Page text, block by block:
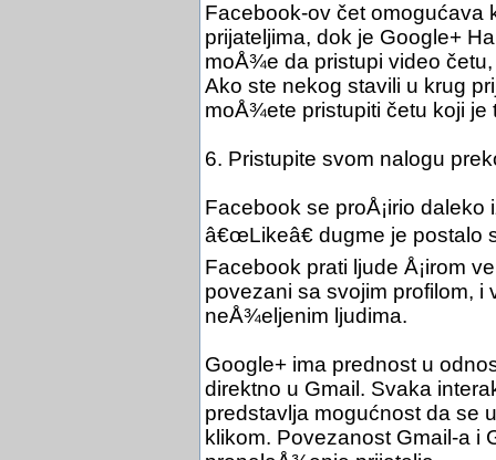
Facebook-ov čet omogućava
prijateljima, dok je Google+
moÅ¾e da pristupi video
Ako ste nekog stavili u krug
moÅ¾ete pristupiti četu koji je
6. Pristupite svom nalogu
Facebook se proÅ¡irio
â€œLikeâ€ dugme je postalo
Facebook prati ljude Å¡irom
povezani sa svojim profilom, i
neÅ¾eljenim ljudima.
Google+ ima prednost u
direktno u Gmail. Svaka
predstavlja mogućnost da se
klikom. Povezanost Gmail-a i